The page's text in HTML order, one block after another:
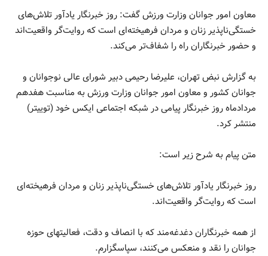
معاون امور جوانان وزارت ورزش گفت: روز خبرنگار یادآور تلاش‌های
خستگی‌ناپذیر زنان و مردان فرهیخته‌ای است که روایت‌گر واقعیت‌اند
و حضور خبرنگاران راه را شفاف‌تر می‌کند.
به گزارش نبض تهران، علیرضا رحیمی دبیر شورای عالی نوجوانان و
جوانان کشور و معاون امور جوانان وزارت ورزش به مناسبت هفدهم
مردادماه روز خبرنگار پیامی در شبکه اجتماعی ایکس خود (توییتر)
منتشر کرد.
متن پیام به شرح زیر است:
روز خبرنگار یادآور تلاش‌های خستگی‌ناپذیر زنان و مردان فرهیخته‌ای
است که روایت‌گر واقعیت‌اند.
از همه خبرنگاران دغدغه‌مند که با انصاف و دقت، فعالیتهای حوزه
جوانان را نقد و منعکس می‌کنند، سپاسگزارم.